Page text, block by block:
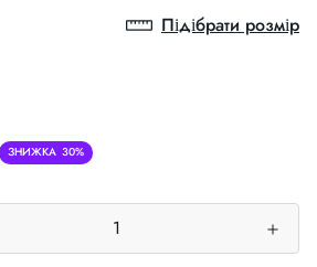
Підібрати розмір
ЗНИЖКА 30%